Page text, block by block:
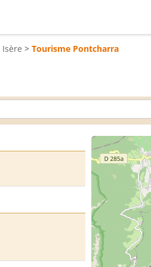
Isère > Tourisme Pontcharra